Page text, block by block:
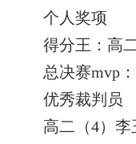
个人奖项
得分王：高
总决赛mvp
优秀裁判员
高二（4）李